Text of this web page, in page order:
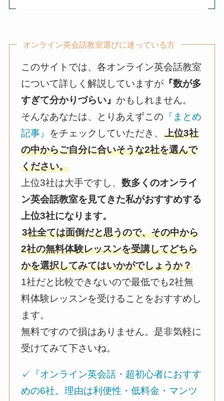
オンライン英会話教室選びに迷っている方
このサイトでは、各オンライン英会話教室
について詳しく解説していますが 『数が多
すぎて分かりづらい』 かもしれません。
そんなあなたは、とりあえずこの 『まとめ
記事』 をチェックしていただき、上位3社
の中からご自分に合いそうな2社を選んで
ください。
上位3社は大手ですし、数多くのオンライ
ン英会話教室を見てきた私がおすすめする
上位3社になります。
3社全ては面倒だと思うので、その中から
2社の無料体験レッスンを受講してどちら
かを選択してみてはいかがでしょうか？
1社だと比較できないので最低でも2社無
料体験レッスンを受けることをおすすめし
ます。
無料ですので損はありません。是非気軽に
受けてみて下さいね。
✓『オンライン英会話・超初心者におすす
めの6社。理由は利便性・低料金・マンツ